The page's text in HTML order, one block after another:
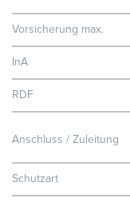
Vorsicherung max.
InA
RDF
Anschluss / Zuleitung
Schutzart